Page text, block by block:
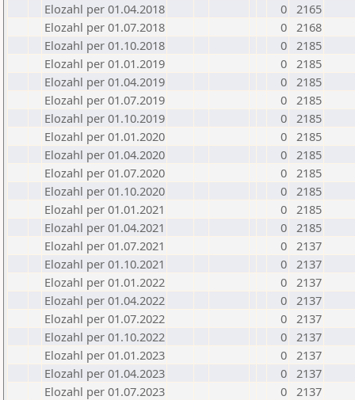
Elozahl per 01.04.2018
0 2165
Elozahl per 01.07.2018
0 2168
Elozahl per 01.10.2018
0 2185
Elozahl per 01.01.2019
0 2185
Elozahl per 01.04.2019
0 2185
Elozahl per 01.07.2019
0 2185
Elozahl per 01.10.2019
0 2185
Elozahl per 01.01.2020
0 2185
Elozahl per 01.04.2020
0 2185
Elozahl per 01.07.2020
0 2185
Elozahl per 01.10.2020
0 2185
Elozahl per 01.01.2021
0 2185
Elozahl per 01.04.2021
0 2185
Elozahl per 01.07.2021
0 2137
Elozahl per 01.10.2021
0 2137
Elozahl per 01.01.2022
0 2137
Elozahl per 01.04.2022
0 2137
Elozahl per 01.07.2022
0 2137
Elozahl per 01.10.2022
0 2137
Elozahl per 01.01.2023
0 2137
Elozahl per 01.04.2023
0 2137
Elozahl per 01.07.2023
0 2137